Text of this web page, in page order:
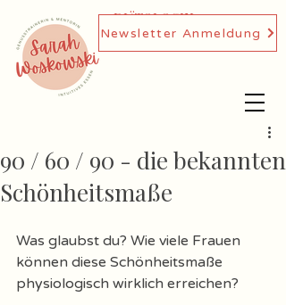
DIÄTOLOGIN,
GENUSSTRAINERIN
Newsletter Anmeldung
90 / 60 / 90 - die bekannten
Schönheitsmaße
Was glaubst du? Wie viele Frauen
können diese Schönheitsmaße
physiologisch wirklich erreichen?